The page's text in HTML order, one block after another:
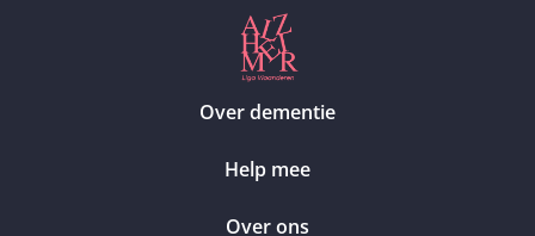
Over dementie
Help mee
Over ons